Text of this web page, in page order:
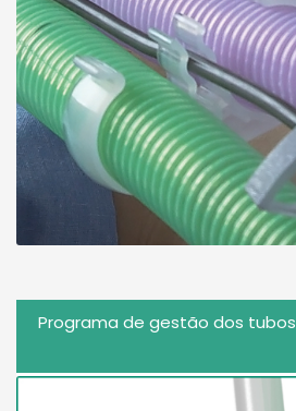
Programa de gestão dos tubos